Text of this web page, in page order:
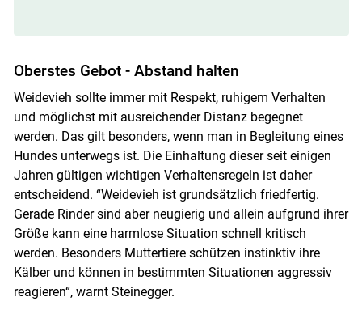
Oberstes Gebot - Abstand halten
Weidevieh sollte immer mit Respekt, ruhigem Verhalten
und möglichst mit ausreichender Distanz begegnet
werden. Das gilt besonders, wenn man in Begleitung eines
Hundes unterwegs ist. Die Einhaltung dieser seit einigen
Jahren gültigen wichtigen Verhaltensregeln ist daher
entscheidend. “Weidevieh ist grundsätzlich friedfertig.
Gerade Rinder sind aber neugierig und allein aufgrund ihrer
Größe kann eine harmlose Situation schnell kritisch
werden. Besonders Muttertiere schützen instinktiv ihre
Kälber und können in bestimmten Situationen aggressiv
reagieren“, warnt Steinegger.